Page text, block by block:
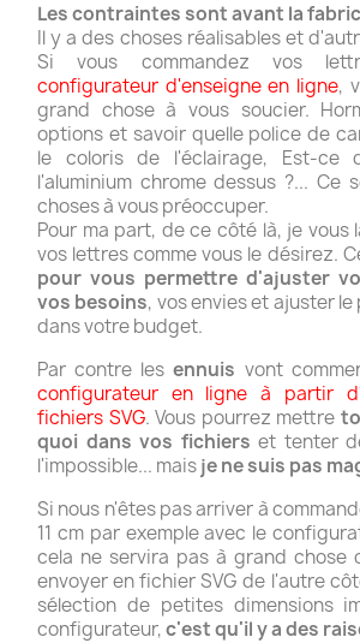
Les contraintes sont avant la
Il y a des choses réalisables et
Si vous commandez vos
configurateur d'enseigne en ligne,
grand chose à vous soucier.
options et savoir quelle police de
le coloris de l'éclairage, Est-
l'aluminium chrome dessus ?... Ce
choses à vous préoccuper.
Pour ma part, de ce côté là, je vous
vos lettres comme vous le désirez.
pour vous permettre d'ajuster
vos besoins, vos envies et ajuster
dans votre budget.
Par contre lesennuis vont
configurateur en ligne à partir
fichiers SVG. Vous pourrez mettre
quoi dans vos fichiers et tenter
l'impossible... maisje ne suis pas
Si nous n'êtes pas arriver à
11 cm par exemple avec le
cela ne servira pas à grand chose
envoyer en fichier SVG de l'autre
sélection de petites dimensions
configurateur,c'est qu'il y a des